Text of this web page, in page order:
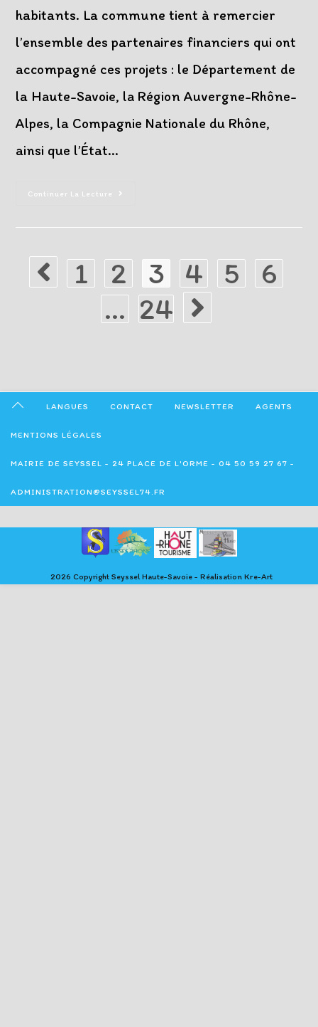
habitants. La commune tient à remercier
l’ensemble des partenaires financiers qui ont
accompagné ces projets : le Département de
la Haute-Savoie, la Région Auvergne-Rhône-
Alpes, la Compagnie Nationale du Rhône,
ainsi que l’État…
Continuer La Lecture
Trois
Pour
La
Maison
Du
Haut-
Rhône
Go to the previous page
1 2 3 4 5
6
… 24 Aller à la page suivante
LANGUES CONTACT NEWSLETTER AGENTS
MENTIONS LÉGALES
MAIRIE DE SEYSSEL - 24 PLACE DE L'ORME - 04 50 59 27 67 -
ADMINISTRATION@SEYSSEL74.FR
2026 Copyright Seyssel Haute-Savoie - Réalisation Kre-Art